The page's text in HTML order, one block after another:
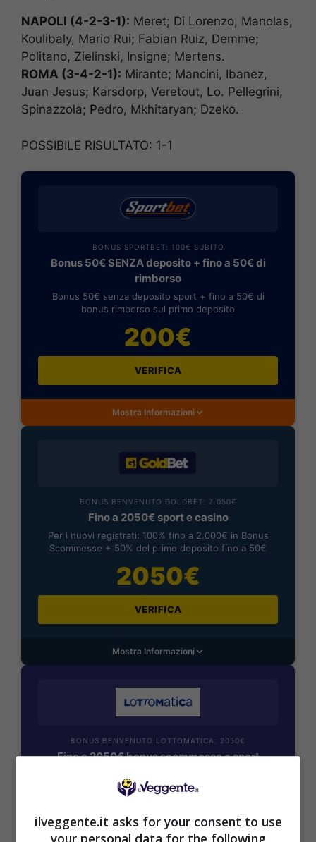
NAPOLI (4-2-3-1): Meret; Di Lorenzo, Manolas,
Koulibaly, Mario Rui; Fabian Ruiz, Demme;
Politano, Zielinski, Insigne; Mertens.
ROMA (3-4-2-1): Mirante; Mancini, Ibanez,
Juan Jesus; Karsdorp, Veretout, Lo. Pellegrini,
Spinazzola; Pedro, Mkhitaryan; Dzeko.
POSSIBILE RISULTATO: 1-1
BONUS SPORTBET: 100€ SUBITO
Bonus 50€ SENZA deposito + fino a 50€ di
rimborso
Bonus 50€ senza deposito sport + fino a 50€ di
bonus rimborso sul primo deposito
200€
VERIFICA
Mostra Informazioni
BONUS BENVENUTO GOLDBET: 2.050€
Fino a 2050€ sport e casino
Per i nuovi registrati: 100% fino a 2.000€ in Bonus
Scommesse + 50% del primo deposito fino a 50€
2050€
VERIFICA
Mostra Informazioni
BONUS BENVENUTO LOTTOMATICA: 2050€
Fino a 2050€ bonus scommesse e sport
Bonus Scommesse + 100% fino a 2000€ in Bonus
2050€
ilveggente.it asks for your consent to use
your personal data for the following